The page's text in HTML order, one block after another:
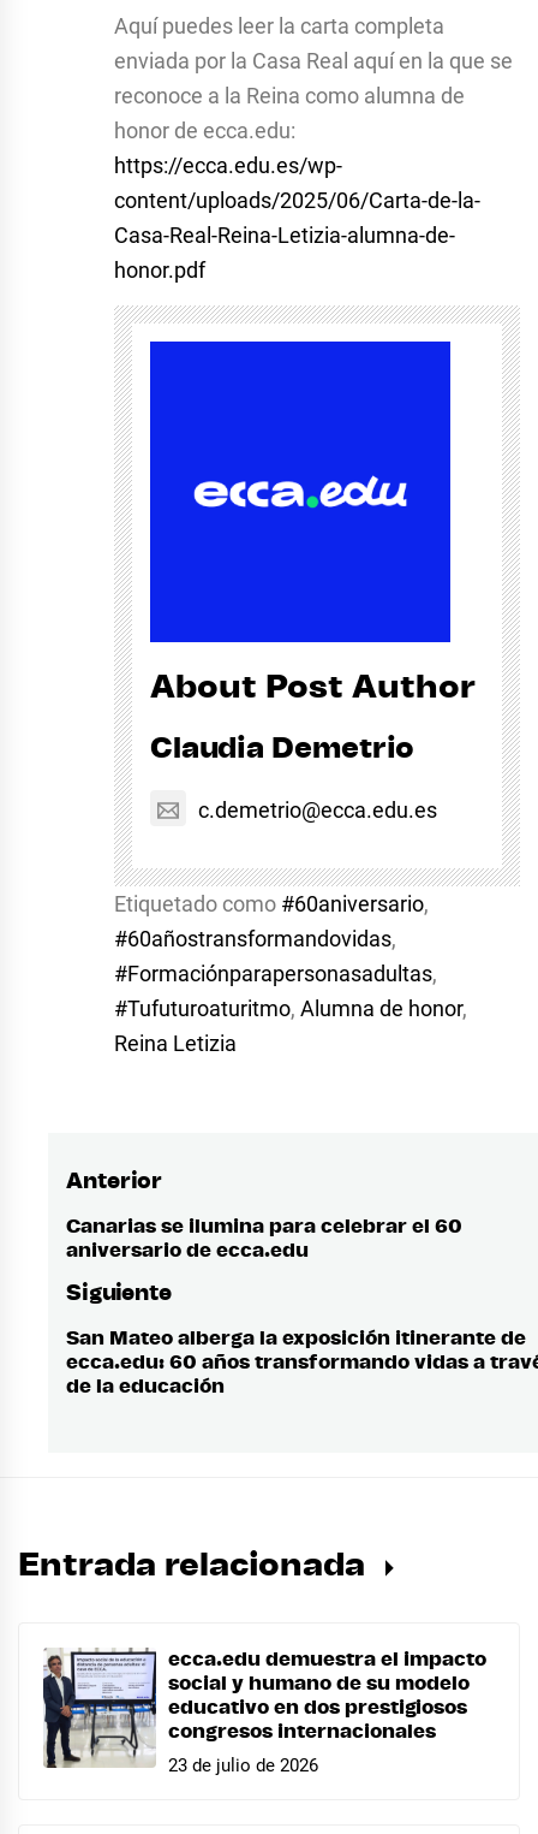
Aquí puedes leer la carta completa
enviada por la Casa Real aquí en la que se
reconoce a la Reina como alumna de
honor de ecca.edu:
https://ecca.edu.es/wp-
content/uploads/2025/06/Carta-de-la-
Casa-Real-Reina-Letizia-alumna-de-
honor.pdf
About Post Author
Claudia Demetrio
c.demetrio@ecca.edu.es
Etiquetado como #60aniversario,
#60añostransformandovidas,
#Formaciónparapersonasadultas,
#Tufuturoaturitmo, Alumna de honor,
Reina Letizia
Navegación
de
entradas
Anterior
Entrada
Canarias se ilumina para celebrar el 60
aniversario de ecca.edu
Siguiente
Entrada
siguiente:
San Mateo alberga la exposición itinerante de
ecca.edu: 60 años transformando vidas a
de la educación
Entrada relacionada
ecca.edu demuestra el impacto
social y humano de su modelo
educativo en dos prestigiosos
congresos internacionales
23 de julio de 2026